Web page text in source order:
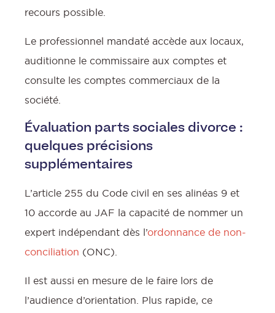
recours possible.
Le professionnel mandaté accède aux locaux,
auditionne le commissaire aux comptes et
consulte les comptes commerciaux de la
société.
Évaluation parts sociales divorce :
quelques précisions
supplémentaires
L’article 255 du Code civil en ses alinéas 9 et
10 accorde au JAF la capacité de nommer un
expert indépendant dès l’ordonnance de non-
conciliation (ONC).
Il est aussi en mesure de le faire lors de
l’audience d’orientation. Plus rapide, ce